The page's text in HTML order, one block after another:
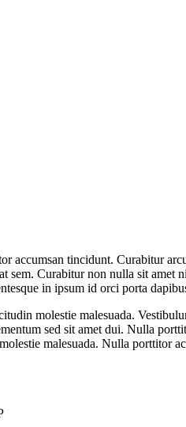
accumsan tincidunt. Curabitur
sem. Curabitur non nulla sit amet
in ipsum id orci porta
molestie malesuada.
sed sit amet dui. Nulla
malesuada. Nulla porttitor